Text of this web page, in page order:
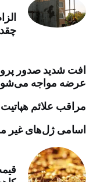
افت شدید صدور
عرضه مواجه
مراقب علائم
اسامی ژل‌های